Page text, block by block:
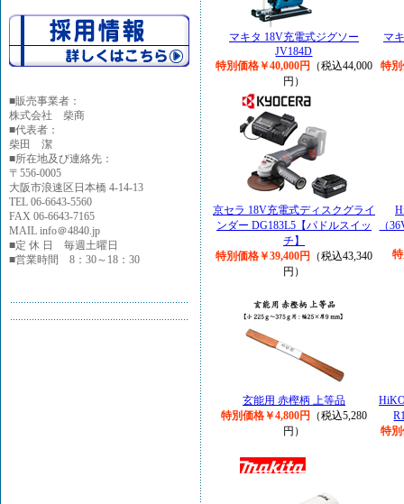
■販売事業者：
株式会社 柴商
■代表者：
柴田 潔
■所在地及び連絡先：
〒556-0005
大阪市浪速区日本橋 4-14-13
TEL 06-6643-5560
FAX 06-6643-7165
MAIL info＠4840.jp
■定 休 日 毎週土曜日
■営業時間 8：30～18：30
マキタ 18V充電式ジグソー
JV184D
特別価格￥40,000円
（税込44,000
円）
マ
特別
京セラ 18V充電式ディスクグライ
ンダー DG183L5【パドルスイッ
チ】
特別価格￥39,400円
（税込43,340
円）
（
玄能用 赤樫柄 上等品
特別価格￥4,800円
（税込5,280
円）
特別